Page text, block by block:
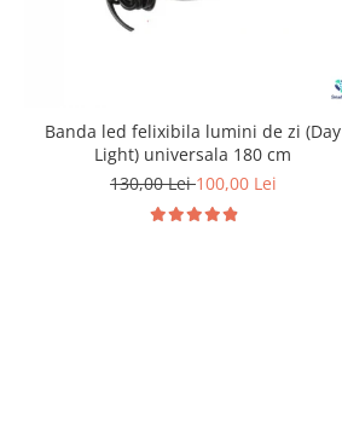
Banda led felixibila lumini de zi (Day
Light) universala 180 cm
130,00 Lei100,00 Lei